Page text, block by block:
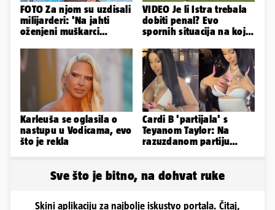
FOTO Za njom su uzdisali
milijarderi: 'Na jahti
oženjeni muškarci
VIDEO Je li Istra trebala
dobiti penal? Evo
spornih situacija na koje
Istre
Karleuša se oglasila o
nastupu u Vodicama, evo
što je rekla
Cardi B 'partijala' s
Teyanom Taylor: Na
razuzdanom partiju
Sve što je bitno, na dohvat ruke
Skini aplikaciju za najbolje iskustvo portala. Čitaj,